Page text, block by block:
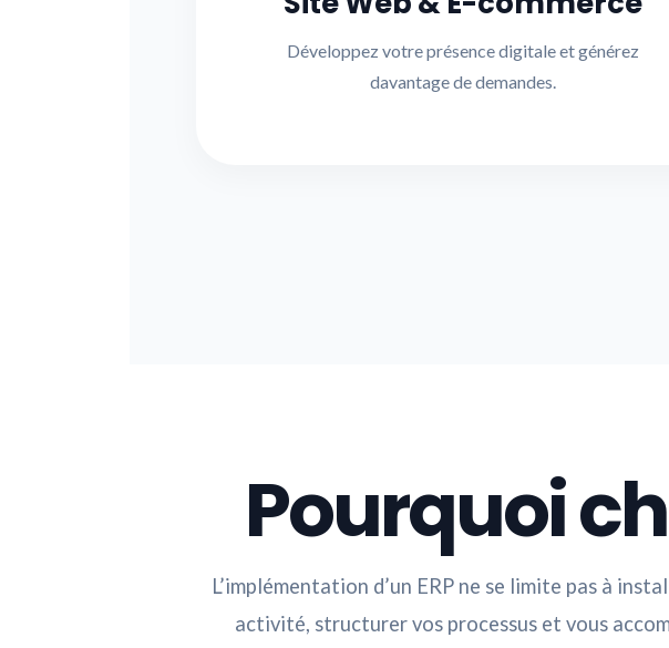
Développez votre présence digitale et générez
davantage de demandes.
Pourquoi
L’implémentation d’un ERP ne se limite pas à
activité, structurer vos processus et vous